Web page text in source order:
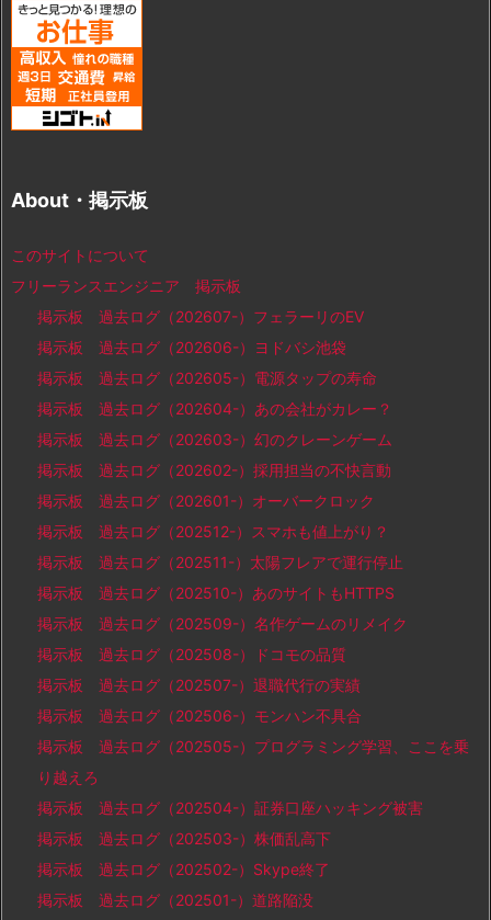
About・掲示板
このサイトについて
フリーランスエンジニア 掲示板
掲示板 過去ログ（202607-）フェラーリのEV
掲示板 過去ログ（202606-）ヨドバシ池袋
掲示板 過去ログ（202605-）電源タップの寿命
掲示板 過去ログ（202604-）あの会社がカレー？
掲示板 過去ログ（202603-）幻のクレーンゲーム
掲示板 過去ログ（202602-）採用担当の不快言動
掲示板 過去ログ（202601-）オーバークロック
掲示板 過去ログ（202512-）スマホも値上がり？
掲示板 過去ログ（202511-）太陽フレアで運行停止
掲示板 過去ログ（202510-）あのサイトもHTTPS
掲示板 過去ログ（202509-）名作ゲームのリメイク
掲示板 過去ログ（202508-）ドコモの品質
掲示板 過去ログ（202507-）退職代行の実績
掲示板 過去ログ（202506-）モンハン不具合
掲示板 過去ログ（202505-）プログラミング学習、ここを乗
り越えろ
掲示板 過去ログ（202504-）証券口座ハッキング被害
掲示板 過去ログ（202503-）株価乱高下
掲示板 過去ログ（202502-）Skype終了
掲示板 過去ログ（202501-）道路陥没